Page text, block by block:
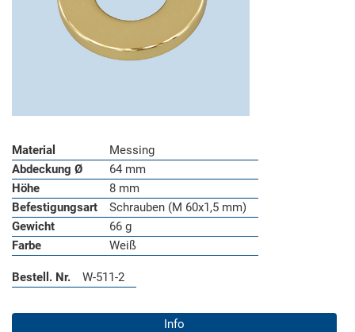
Material
Messing
Abdeckung Ø
64 mm
Höhe
8 mm
Befestigungsart
Schrauben (M 60x1,5 mm)
Gewicht
66 g
Farbe
Weiß
Bestell. Nr. W-511-2
Info